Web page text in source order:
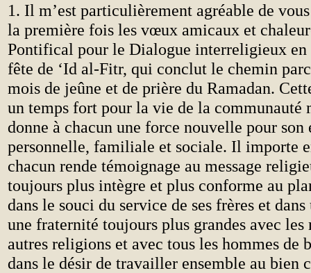
1. Il m’est particulièrement agréable de
la première fois les vœux amicaux et
Pontifical pour le Dialogue interreligieux
fête de ‘Id al-Fitr, qui conclut le chemin
mois de jeûne et de prière du Ramadan.
un temps fort pour la vie de la communauté
donne à chacun une force nouvelle pour son
personnelle, familiale et sociale. Il importe
chacun rende témoignage au message
toujours plus intègre et plus conforme au
dans le souci du service de ses frères et
une fraternité toujours plus grandes avec les
autres religions et avec tous les hommes de
dans le désir de travailler ensemble au bien